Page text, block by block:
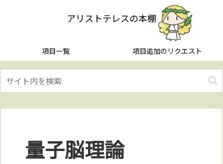
アリストテレスの本棚
項目一覧 項目追加のリクエスト
量子脳理論